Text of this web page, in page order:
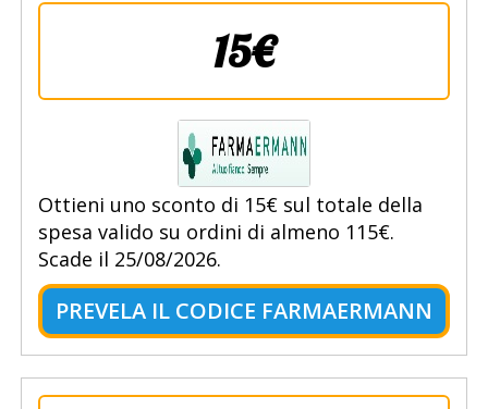
15€
Ottieni uno sconto di 15€ sul totale della
spesa valido su ordini di almeno 115€.
Scade il 25/08/2026.
PREVELA IL CODICE FARMAERMANN